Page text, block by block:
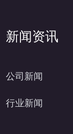
新闻资讯
公司新闻
行业新闻